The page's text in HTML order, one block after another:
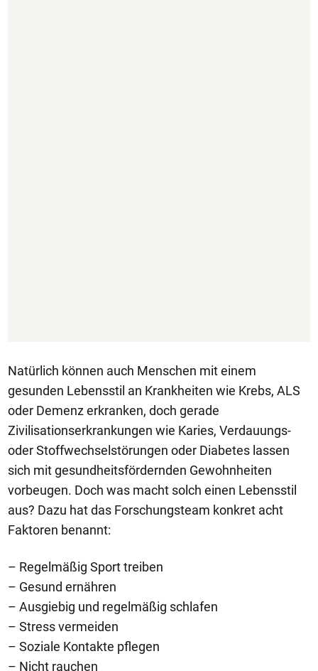
Natürlich können auch Menschen mit einem
gesunden Lebensstil an Krankheiten wie Krebs, ALS
oder Demenz erkranken, doch gerade
Zivilisationserkrankungen wie Karies, Verdauungs-
oder Stoffwechselstörungen oder Diabetes lassen
sich mit gesundheitsfördernden Gewohnheiten
vorbeugen. Doch was macht solch einen Lebensstil
aus? Dazu hat das Forschungsteam konkret acht
Faktoren benannt:
– Regelmäßig Sport treiben
– Gesund ernähren
– Ausgiebig und regelmäßig schlafen
– Stress vermeiden
– Soziale Kontakte pflegen
– Nicht rauchen